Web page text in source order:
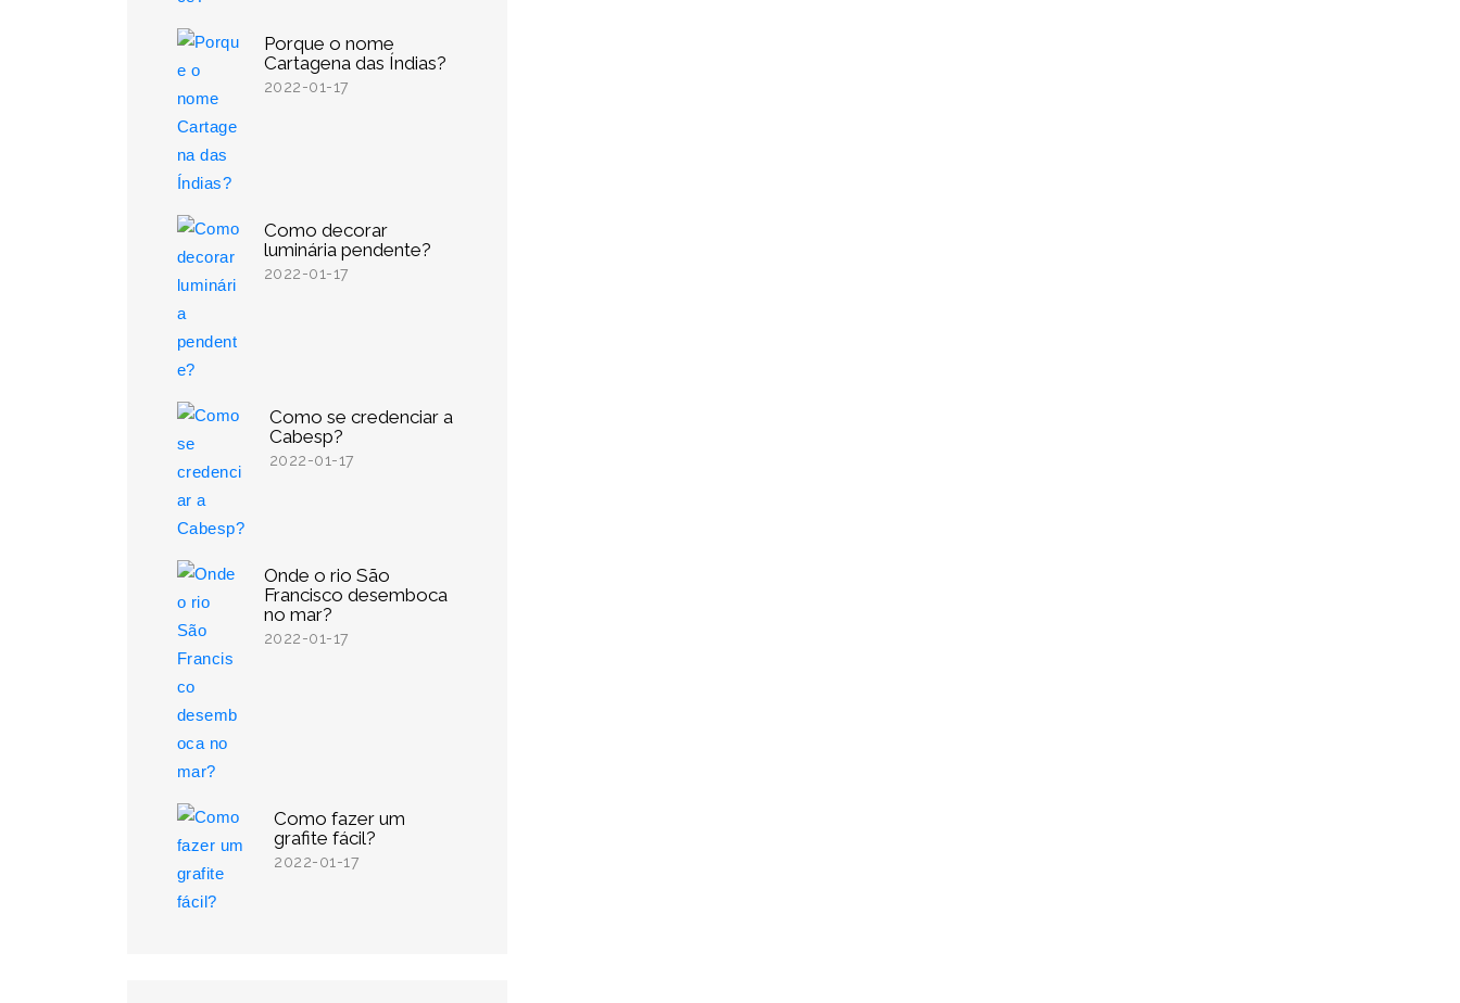
Porque o nome
Cartagena das Índias?
2022-01-17
Como decorar
luminária pendente?
2022-01-17
Como se credenciar a
Cabesp?
2022-01-17
Onde o rio São
Francisco desemboca
no mar?
2022-01-17
Como fazer um
grafite fácil?
2022-01-17